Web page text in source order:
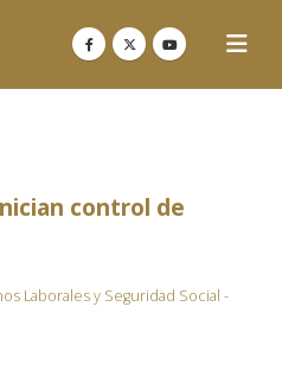
control de
Laborales y Seguridad Social -